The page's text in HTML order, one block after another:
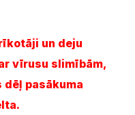
un deju
vīrusu slimībām,
pasākuma